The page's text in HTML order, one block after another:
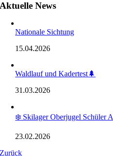
Aktuelle News
Nationale Sichtung
15.04.2026
Waldlauf und Kadertest🌲
31.03.2026
❄️ Skilager Oberjugel Schüler A
23.02.2026
Zurück